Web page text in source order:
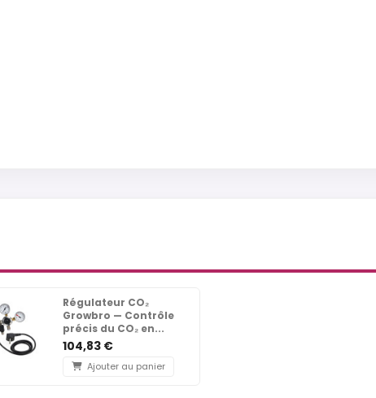
Régulateur CO₂
Growbro — Contrôle
précis du CO₂ en...
104,83 €
Ajouter au panier